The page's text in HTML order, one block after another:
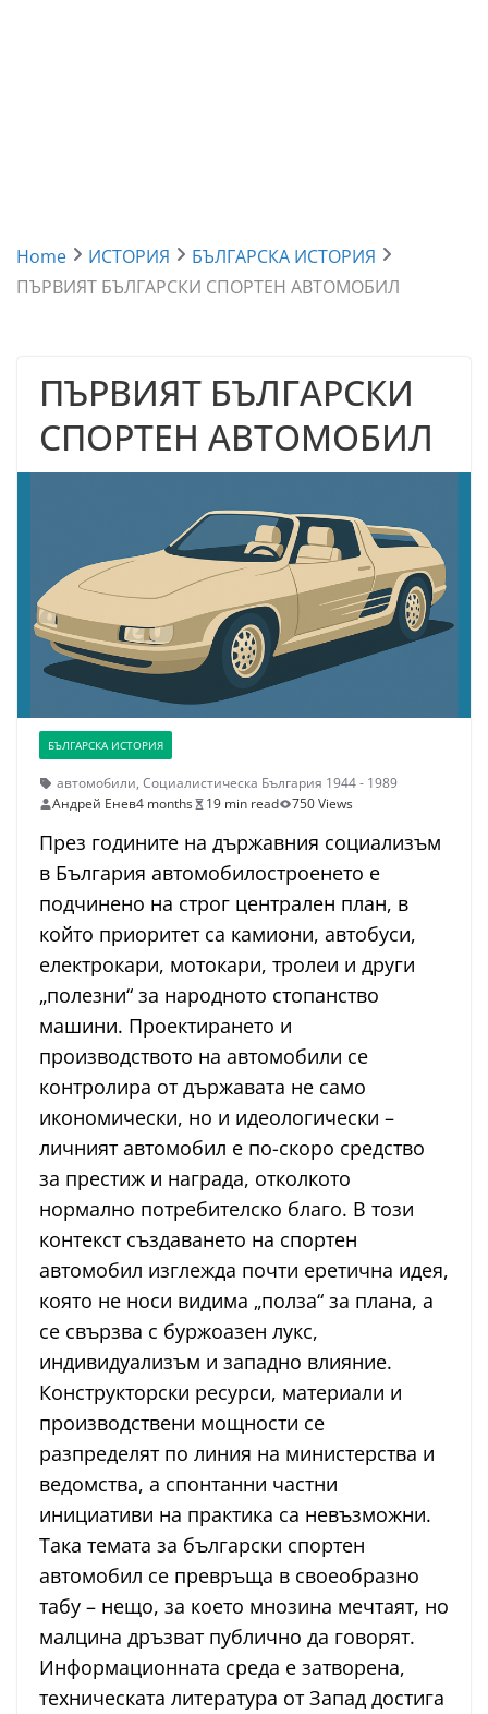
Home ИСТОРИЯ
БЪЛГАРСКА ИСТОРИЯ
ПЪРВИЯТ БЪЛГАРСКИ СПОРТЕН АВТОМОБИЛ
ПЪРВИЯТ БЪЛГАРСКИ
СПОРТЕН АВТОМОБИЛ
БЪЛГАРСКА ИСТОРИЯ
автомобили, Социалистическа България 1944 - 1989
Андрей Енев4 months 19 min read 750 Views
През годините на държавния социализъм
в България автомобилостроенето е
подчинено на строг централен план, в
който приоритет са камиони, автобуси,
електрокари, мотокари, тролеи и други
„полезни“ за народното стопанство
машини. Проектирането и
производството на автомобили се
контролира от държавата не само
икономически, но и идеологически –
личният автомобил е по-скоро средство
за престиж и награда, отколкото
нормално потребителско благо. В този
контекст създаването на спортен
автомобил изглежда почти еретична идея,
която не носи видима „полза“ за плана, а
се свързва с буржоазен лукс,
индивидуализъм и западно влияние.
Конструкторски ресурси, материали и
производствени мощности се
разпределят по линия на министерства и
ведомства, а спонтанни частни
инициативи на практика са невъзможни.
Така темата за български спортен
автомобил се превръща в своеобразно
табу – нещо, за което мнозина мечтаят, но
малцина дръзват публично да говорят.
Информационната среда е затворена,
техническата литература от Запад достига